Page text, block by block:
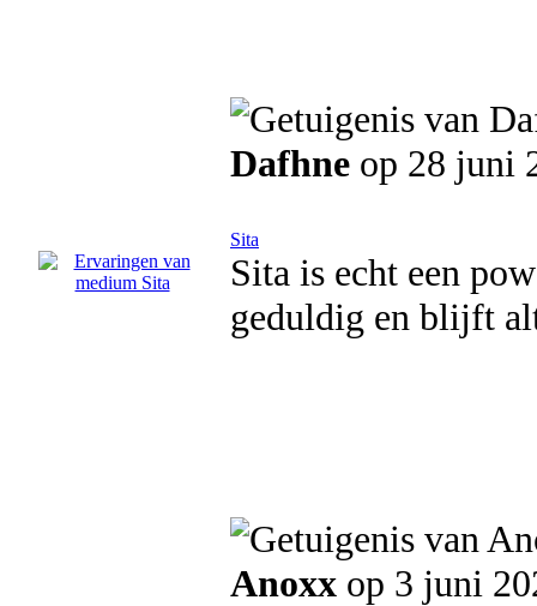
Dafhne op 28 juni
Sita
Sita is echt een
geduldig en blijft
Anoxx op 3 juni